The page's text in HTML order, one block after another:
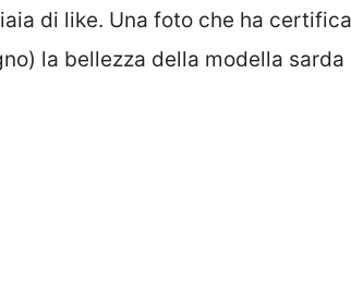
di like. Una foto che ha
la bellezza della modella sarda